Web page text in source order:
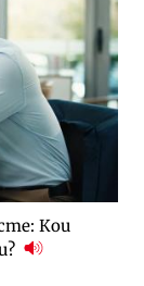
Кои